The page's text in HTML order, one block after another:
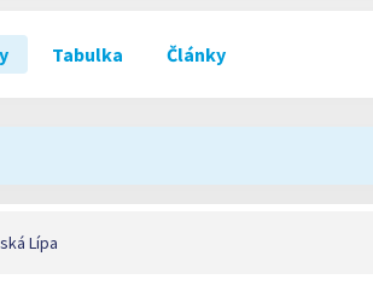
Tabulka Články
Lípa